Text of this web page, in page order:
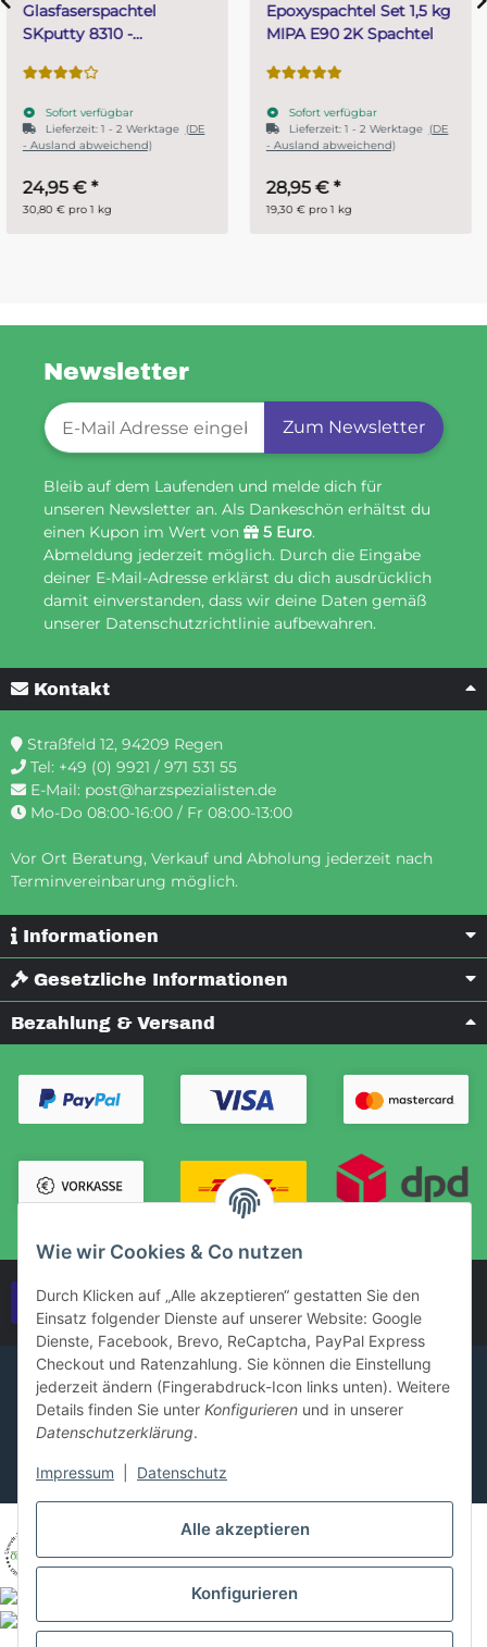
Alle akzeptieren
Konfigurieren
Wie wir Cookies & Co nutzen
Durch Klicken auf „Alle akzeptieren“ gestatten Sie den
Einsatz folgender Dienste auf unserer Website: Google
Dienste, Facebook, Brevo, ReCaptcha, PayPal Express
Checkout und Ratenzahlung. Sie können die Einstellung
jederzeit ändern (Fingerabdruck-Icon links unten). Weitere
Details finden Sie unter Konfigurieren und in unserer
Datenschutzerklärung.
Impressum Datenschutz
Epoxyspachtel Set 1,5 kg
MIPA E90 2K Spachtel
Sofort verfügbar
Lieferzeit:1 - 2 Werktage(DE
- Ausland abweichend)
28,95 €
19,30 € pro 1 kg
PUR (Resin) 4 Minuten
Gießharz SKresin 6804
Sofort verfügbar
ab 14,95 €
29,90 € pro 1 kg
Newsletter
Newsletter-Registrierung
Zum Newsletter
Bleib auf dem Laufenden und melde dich für
unseren Newsletter an. Als Dankeschön erhältst du
einen Kupon im Wert von
5 Euro.
Abmeldung jederzeit möglich. Durch die Eingabe
deiner E-Mail-Adresse erklärst du dich ausdrücklich
damit einverstanden, dass wir deine Daten gemäß
unserer Datenschutzrichtlinie aufbewahren.
Kontakt
Straßfeld 12, 94209 Regen
Tel: +49 (0) 9921 / 971 531 55
E-Mail: post@harzspezialisten.de
Mo-Do 08:00-16:00 / Fr 08:00-13:00
Vor Ort Beratung, Verkauf und Abholung jederzeit nach
Terminvereinbarung möglich.
Informationen
Gesetzliche Informationen
Bezahlung & Versand
Vertrag widerrufen